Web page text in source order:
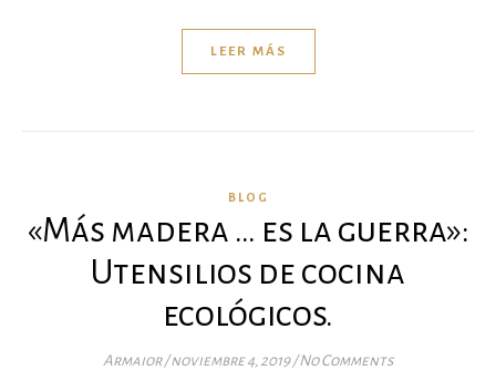
LEER MÁS
BLOG
«Más madera … es la guerra»:
Utensilios de cocina
ecológicos.
Armaior /noviembre 4, 2019 /No Comments